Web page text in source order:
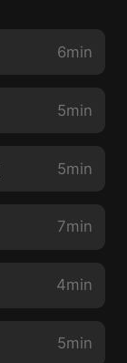
6min
5min
5min
7min
4min
5min